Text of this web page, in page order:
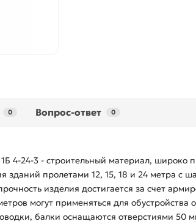
0 Вопрос-ответ 0
4-24-3 - строительный материал,
зданий пролетами 12, 15, 18 и 24 метра с
изделия достигается за счет
могут применяться для
балки оснащаются отверстиями 50